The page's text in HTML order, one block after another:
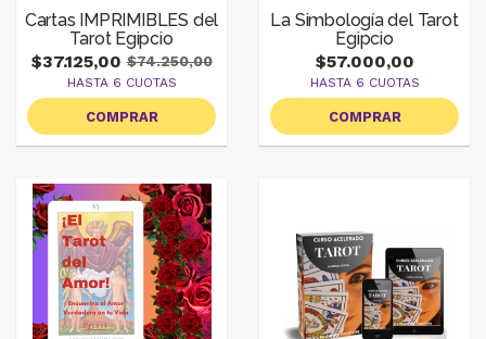
Cartas IMPRIMIBLES del
Tarot Egipcio
$37.125,00 $74.250,00
HASTA 6 CUOTAS
COMPRAR
La Simbología del Tarot
Egipcio
$57.000,00
HASTA 6 CUOTAS
COMPRAR